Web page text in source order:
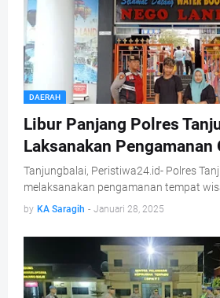
DAERAH
Libur Panjang Polres
Laksanakan Pengamanan
Tanjungbalai, Peristiwa24.id- Polres
melaksanakan pengamanan tempat
by KA Saragih - Januari 28, 2025